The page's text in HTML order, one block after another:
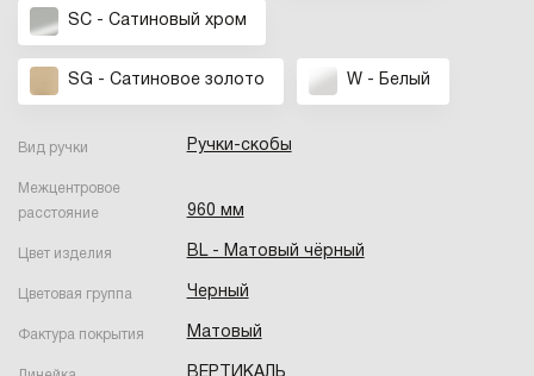
SC - Сатиновый хром
SG - Сатиновое золото W - Белый
Вид ручки Ручки-скобы
Межцентровое
расстояние
960 мм
Цвет изделия BL - Матовый чёрный
Цветовая группа Черный
Фактура покрытия Матовый
ВЕРТИКАЛЬ